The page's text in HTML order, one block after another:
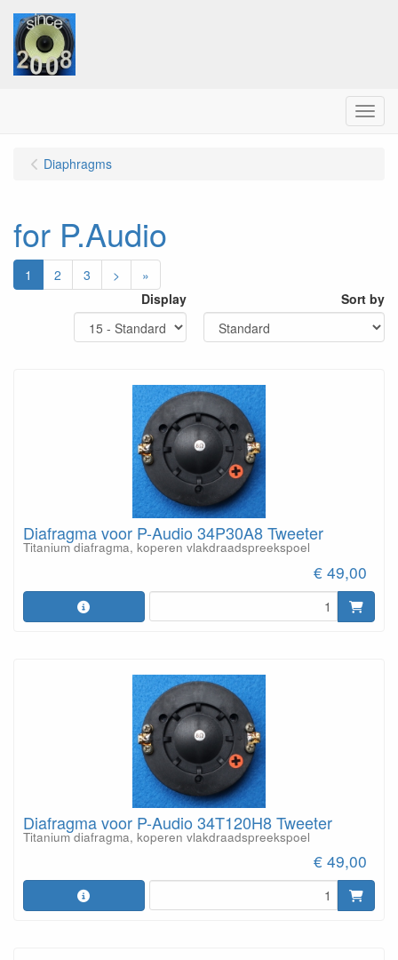
Menu
Diaphragms
for P.Audio
1 2 3 >
»
Display
Sort by
Diafragma voor P-Audio 34P30A8 Tweeter
Titanium diafragma, koperen vlakdraadspreekspoel
€ 49,00
Diafragma voor P-Audio 34T120H8 Tweeter
Titanium diafragma, koperen vlakdraadspreekspoel
€ 49,00